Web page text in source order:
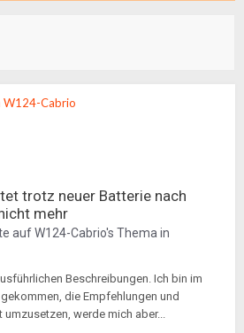
W124-Cabrio
trotz neuer Batterie nach
mehr
aufW124-Cabrio's Thema in
Beschreibungen. Ich bin im
die Empfehlungen und
umzusetzen, werde mich aber...